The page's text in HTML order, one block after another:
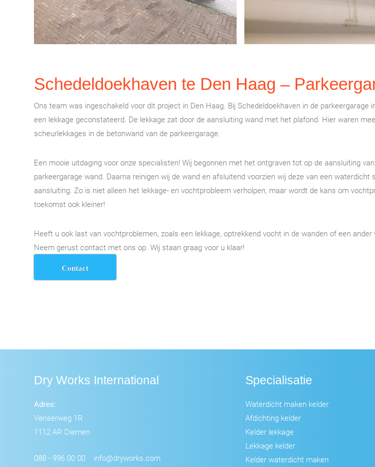
Schedeldoekhaven te Den Haag –
Ons team was ingeschakeld voor dit project in Den Haag. Bij Schedeldoekhaven in de parkeergarage
een lekkage geconstateerd. De lekkage zat door de aansluiting wand met het plafond. Hier waren
scheurlekkages in de betonwand van de parkeergarage.
Een mooie uitdaging voor onze specialisten! Wij begonnen met het ontgraven tot op de aansluiting
parkeergarage wand. Daarna reinigen wij de wand en afsluitend voorzien wij deze van een waterdicht
aansluiting. Zo is niet alleen het lekkage- en vochtprobleem verholpen, maar wordt de kans om
toekomst ook kleiner!
Heeft u ook last van vochtproblemen, zoals een lekkage, optrekkend vocht in de wanden of een ander
Neem gerust contact met ons op. Wij staan graag voor u klaar!
Contact
Dry Works International
Adres:
Venserweg 1R
1112 AR Diemen
088 - 996 00 00 info@dryworks.com
Specialisatie
Waterdicht maken kelder
Afdichting kelder
Kelder lekkage
Lekkage kelder
Kelder waterdicht maken